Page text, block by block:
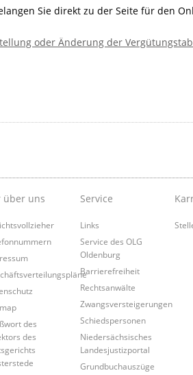
Sie direkt zu der Seite für den
oder Änderung der
über uns
des
des
Service
Links
Service des OLG
Oldenburg
Barrierefreiheit
Rechtsanwälte
Zwangsversteigerungen
Schiedspersonen
Niedersächsisches
Landesjustizportal
Grundbuchauszüge